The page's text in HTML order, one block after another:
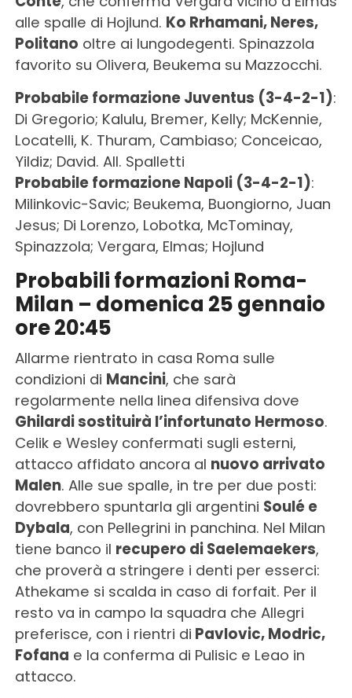
alle spalle di Hojlund. Ko Rrhamani, Neres,
Politano oltre ai lungodegenti. Spinazzola
favorito su Olivera, Beukema su Mazzocchi.
Probabile formazione Juventus (3-4-2-1):
Di Gregorio; Kalulu, Bremer, Kelly; McKennie,
Locatelli, K. Thuram, Cambiaso; Conceicao,
Yildiz; David. All. Spalletti
Probabile formazione Napoli (3-4-2-1):
Milinkovic-Savic; Beukema, Buongiorno, Juan
Jesus; Di Lorenzo, Lobotka, McTominay,
Spinazzola; Vergara, Elmas; Hojlund
Probabili formazioni Roma-
Milan – domenica 25 gennaio
ore 20:45
Allarme rientrato in casa Roma sulle
condizioni di Mancini, che sarà
regolarmente nella linea difensiva dove
Ghilardi sostituirà l’infortunato Hermoso.
Celik e Wesley confermati sugli esterni,
attacco affidato ancora al nuovo arrivato
Malen. Alle sue spalle, in tre per due posti:
dovrebbero spuntarla gli argentini Soulé e
Dybala, con Pellegrini in panchina. Nel Milan
tiene banco il recupero di Saelemaekers,
che proverà a stringere i denti per esserci:
Athekame si scalda in caso di forfait. Per il
resto va in campo la squadra che Allegri
preferisce, con i rientri di Pavlovic, Modric,
Fofana e la conferma di Pulisic e Leao in
attacco.